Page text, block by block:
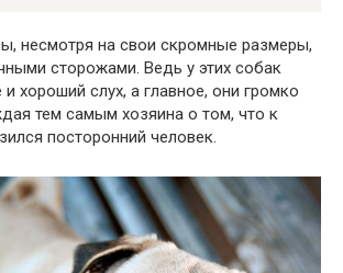
несмотря на свои скромные размеры,
сторожами. Ведь у этих собак
хороший слух, а главное, они громко
тем самым хозяина о том, что к
посторонний человек.